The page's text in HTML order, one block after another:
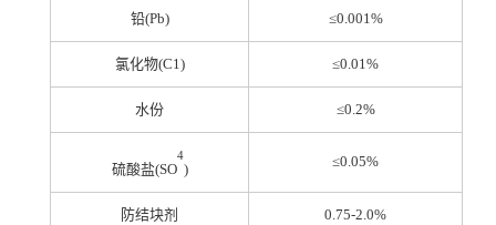
铅(Pb) ≤0.001%
氯化物(C1) ≤0.01%
水份 ≤0.2%
硫酸盐(SO
4
) ≤0.05%
防结块剂 0.75-2.0%